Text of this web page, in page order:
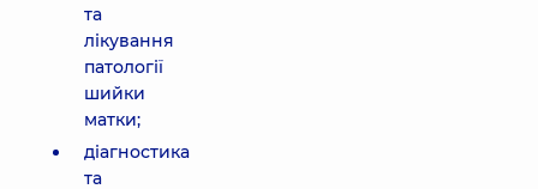
та
лікування
патології
шийки
матки;
діагностика
та